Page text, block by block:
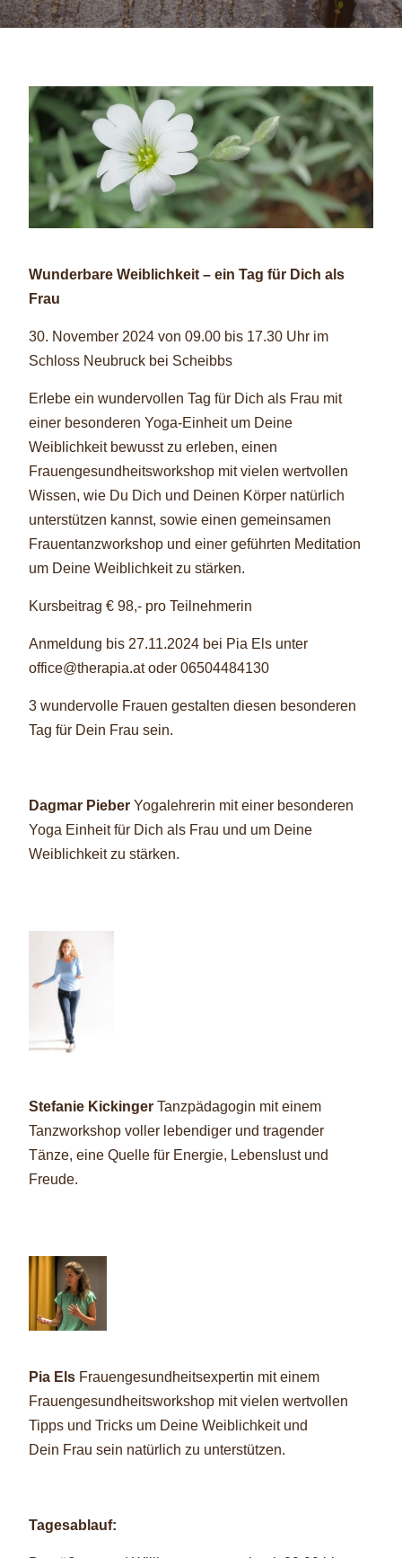
Wunderbare Weiblichkeit – ein Tag für Dich als
Frau
30. November 2024 von 09.00 bis 17.30 Uhr im
Schloss Neubruck bei Scheibbs
Erlebe ein wundervollen Tag für Dich als Frau mit
einer besonderen Yoga-Einheit um Deine
Weiblichkeit bewusst zu erleben, einen
Frauengesundheitsworkshop mit vielen wertvollen
Wissen, wie Du Dich und Deinen Körper natürlich
unterstützen kannst, sowie einen gemeinsamen
Frauentanzworkshop und einer geführten Meditation
um Deine Weiblichkeit zu stärken.
Kursbeitrag € 98,- pro Teilnehmerin
Anmeldung bis 27.11.2024 bei Pia Els unter
office@therapia.at oder 06504484130
3 wundervolle Frauen gestalten diesen besonderen
Tag für Dein Frau sein.
Dagmar PieberYogalehrerin mit einer besonderen
Yoga Einheit für Dich als Frau und um Deine
Weiblichkeitzu stärken.
Stefanie Kickinger Tanzpädagogin mit einem
Tanzworkshop voller lebendiger und tragender
Tänze, eine Quelle für Energie, Lebenslust und
Freude.
Pia Els Frauengesundheitsexpertin mit einem
Frauengesundheitsworkshop mitvielen wertvollen
Tipps und Tricks um Deine Weiblichkeit und
Dein Frau sein natürlich zu unterstützen.
Tagesablauf: